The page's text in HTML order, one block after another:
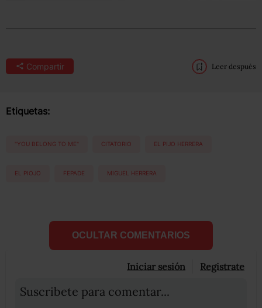
Compartir Leer después
Etiquetas:
"YOU BELONG TO ME" CITATORIO EL PIJO HERRERA
EL PIOJO FEPADE MIGUEL HERRERA
OCULTAR COMENTARIOS
Iniciar sesión Registrate
Suscribete para comentar...